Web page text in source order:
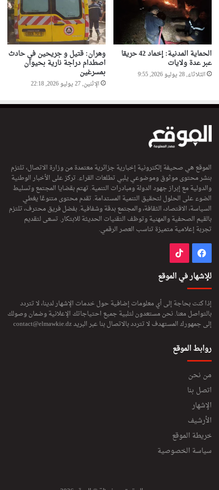
الحماية المدنية: إخماد 42 حريقا
عبر عدة ولايات
الثلاثاء, 28 يوليو 2026, 9:55
وهران: قتيل و جريحين في حادث
اصطدام دراجة نارية بحيوان
بمسرغين
الإثنين, 27 يوليو 2026, 22:18
الموقع هي صحيفة إلكترونية إخبارية جزائرية معتمدة من وزارة الاتصال، تلتزم
بنشر محتوى موثوق وموضوعي يلبي تطلعات القراء. تركز على الأخبار الوطنية
والدولية مع إبراز جهود الدولة ومبادرات التنمية. تهتم بقضايا المجتمع وتسليط
الضوء على الحلول لتحقيق التنمية المستدامة. تقدم محتوى متنوعًا يغطي
السياسة، الاقتصاد، الثقافة، والمجتمع بدقة وشفافية. بفضل فريق محترف، تلتزم
بالقيم الصحفية والمهنية وتوظف التقنيات الحديثة للابتكار. تسعى لتقديم
تجربة إعلامية متميزة تناسب العصر الرقمي.
فيسبوك
للإشهار في الموقع
إذا كنت بحاجة إلى أي معلومات إضافية حول خدمات الإشهار لدينا، لا تتردد
بالتواصل معنا. نحن مستعدون لتلبية جميع احتياجاتك الإعلانية وضمان وصولك
إلى جمهورك المستهدف لا تتردد بالاتصال بنا عبر البريدcontact@elmawkie.dz
روابط الموقع
من نحن
اتصل بنا
الإشهار
الأرشيف
خريطة الموقع
سياسة الخصوصية